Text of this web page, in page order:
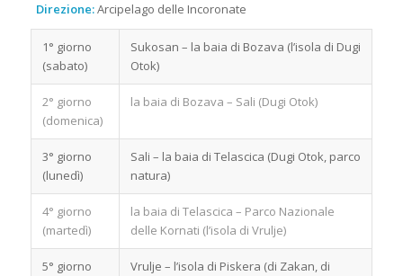
Direzione:Arcipelago delle Incoronate
1° giorno
(sabato)
Sukosan – la baia di Bozava (l’isola di Dugi
Otok)
2° giorno
(domenica)
la baia di Bozava – Sali (Dugi Otok)
3° giorno
(lunedì)
Sali – la baia di Telascica (Dugi Otok, parco
natura)
4° giorno
(martedì)
la baia di Telascica – Parco Nazionale
delle Kornati (l’isola di Vrulje)
5° giorno
Vrulje – l’isola di Piskera (di Zakan, di